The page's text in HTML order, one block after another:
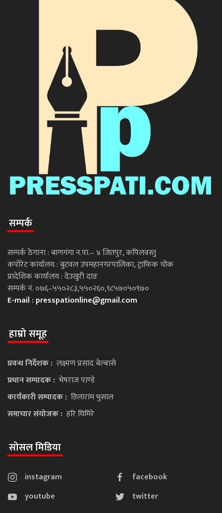
सम्पर्क
सम्पर्क ठेगाना : बाणगंगा न.पा.– ४ जितपुर, कपिलवस्तु
कपोरेट कार्यालय : बुटवल उपमहानगरपालिका, ट्राफिक चोक
प्रादेशिक कार्यालय : देउखुरी दाङ
सम्पर्क नं. ०७६–५५०२८३,५५०२६०,९८५७०५०९७०
E-mail : presspationline@gmail.com
हाम्रो समूह
प्रवन्ध निर्देशक : लक्ष्मण प्रसाद बेल्बासे
प्रधान सम्पादक : भेषराज पाण्डे
कार्यकारी सम्पादक : डिलाराम भुसाल
समाचार संयोजक : हरि घिमिरे
सोसल मिडिया
instagram
facebook
youtube
twitter